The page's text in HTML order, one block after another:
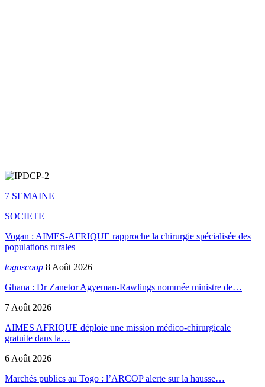
7 SEMAINE
SOCIETE
Vogan : AIMES-AFRIQUE rapproche la chirurgie spécialisée des
populations rurales
togoscoop 8 Août 2026
Ghana : Dr Zanetor Agyeman-Rawlings nommée ministre de…
7 Août 2026
AIMES AFRIQUE déploie une mission médico-chirurgicale
gratuite dans la…
6 Août 2026
Marchés publics au Togo : l’ARCOP alerte sur la hausse…